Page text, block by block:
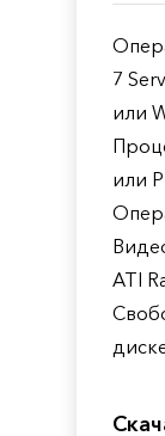
7
или
или
ATI